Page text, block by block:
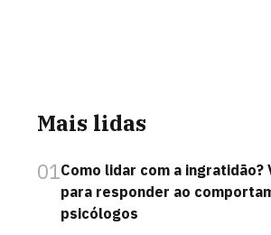
Mais lidas
01Como lidar com a ingratidão?
para responder ao
psicólogos